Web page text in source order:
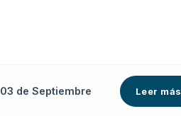
03 deSeptiembre Leer más